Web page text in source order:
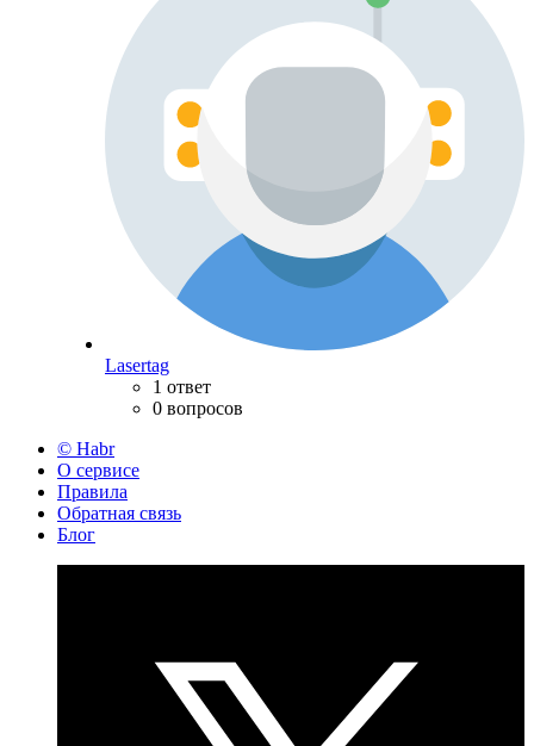
Lasertag
1 ответ
0 вопросов
© Habr
О сервисе
Правила
Обратная связь
Блог